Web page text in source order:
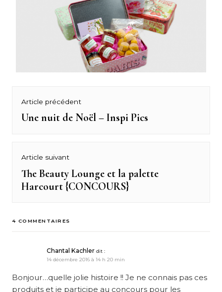
Navigation
de
Article précédent
Previous
Une nuit de Noël – Inspi Pics
Article suivant
Next
post:
The Beauty Lounge et la palette
Harcourt {CONCOURS}
4 COMMENTAIRES
Chantal Kachler dit :
14 décembre 2016 à 14 h 20 min
Bonjour…quelle jolie histoire !! Je ne connais pas ces
produits et je participe au concours pour les